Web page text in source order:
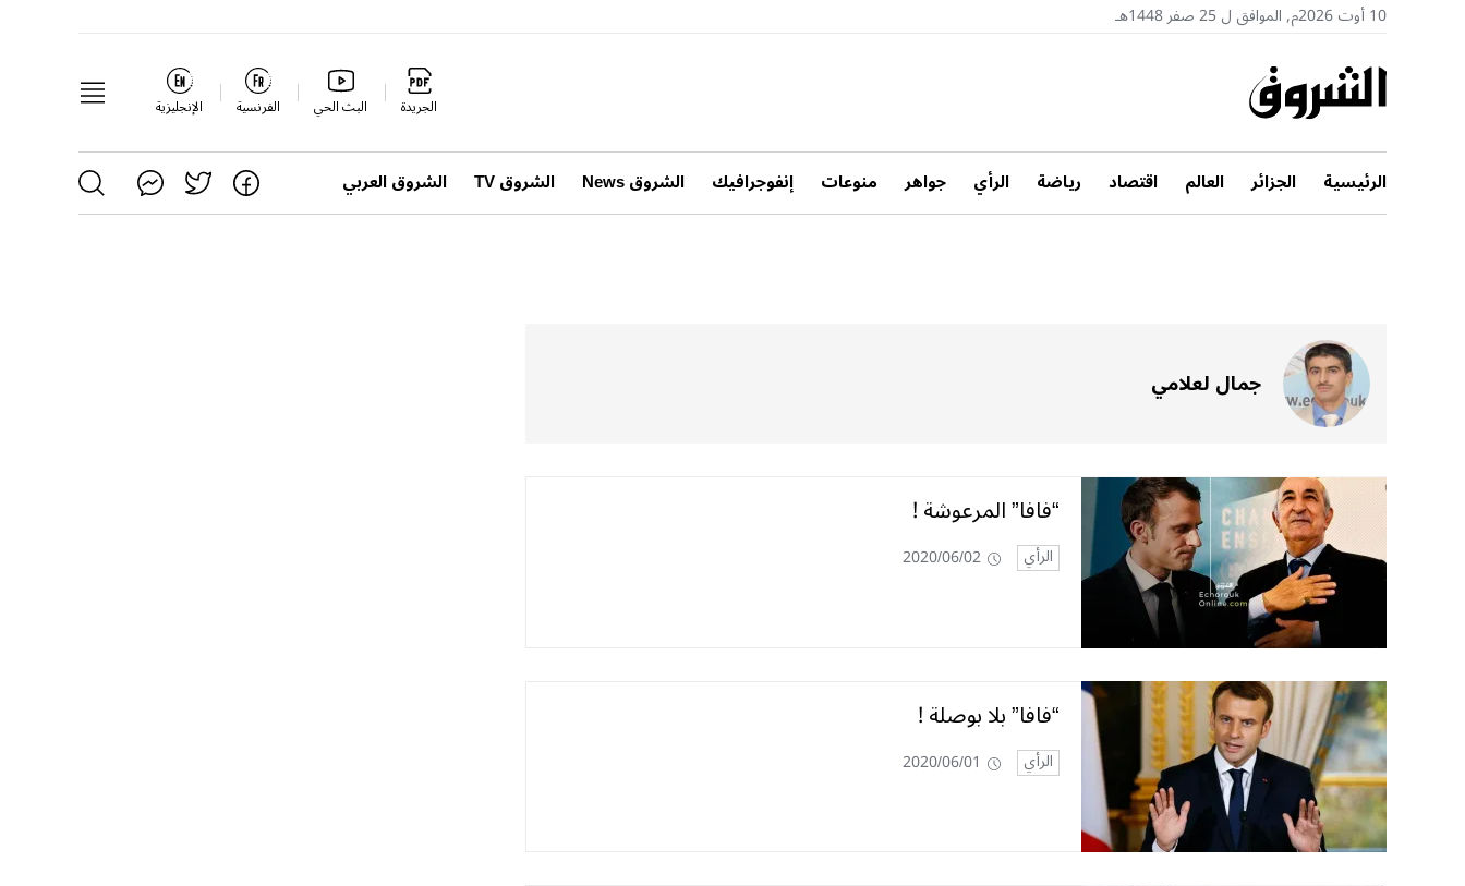
10 أوت 2026م, الموافق ل 25 صفر 1448هـ
الجريدة البث الحي الفرنسية الإنجليزية
الرئيسية الجزائر العالم اقتصاد رياضة الرأي جواهر منوعات إنفوجرافيك الشروق News الشروق TV الشروق العربي
جمال لعلامي
“فافا” المرعوشة !
الرأي 2020/06/02
“فافا” بلا بوصلة !
الرأي 2020/06/01